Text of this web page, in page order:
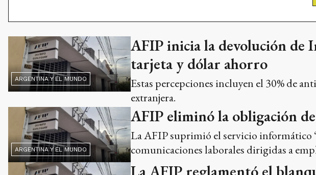
ARGENTINA Y EL MUNDO
AFIP inicia la devolución de
tarjeta y dólar ahorro
Estas percepciones incluyen el 30% de
extranjera.
ARGENTINA Y EL MUNDO
AFIP eliminó la obligación
La AFIP suprimió el servicio informático
comunicaciones laborales dirigidas a